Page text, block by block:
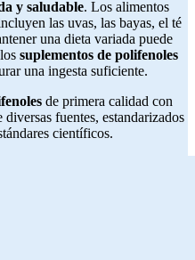
y saludable. Los alimentos
las uvas, las bayas, el té
una dieta variada puede
suplementos de polifenoles
una ingesta suficiente.
de primera calidad con
fuentes, estandarizados
científicos.